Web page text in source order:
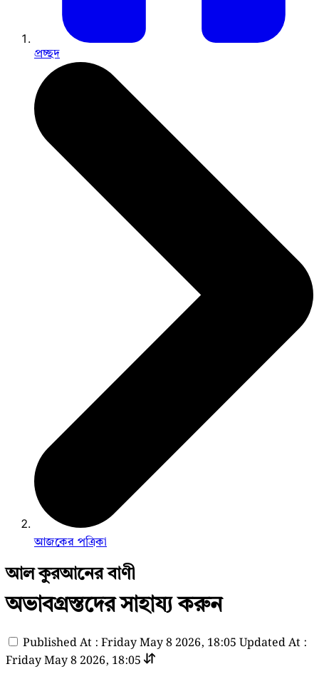
প্রচ্ছদ
আজকের পত্রিকা
আল কুরআনের বাণী
অভাবগ্রস্তদের সাহায্য করুন
Published At : Friday May 8 2026, 18:05 Updated At :
Friday May 8 2026, 18:05